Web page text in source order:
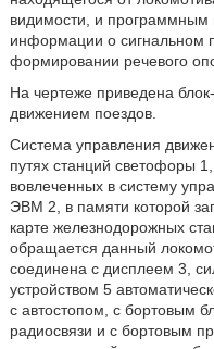
видимости, и
информации о сигнальном
формировании речевого
На чертеже приведена
движением поездов.
Система управления
путях станций светофоры
вовлеченных в систему
ЭВМ 2, в памяти которой
карте железнодорожных
обращается данный
соединена с дисплеем 3,
устройством 5
с автостопом, с бортовым
радиосвязи и с бортовым